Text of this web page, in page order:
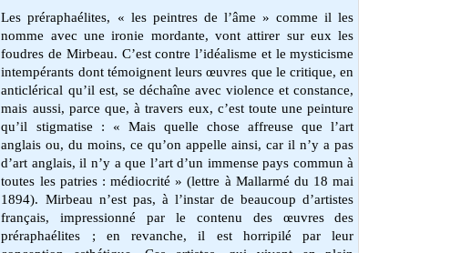
Les préraphaélites, « les peintres de l’âme » comme il les
nomme avec une ironie mordante, vont attirer sur eux les
foudres de Mirbeau. C’est contre l’idéalisme et le mysticisme
intempérants dont témoignent leurs œuvres que le critique, en
anticlérical qu’il est, se déchaîne avec violence et constance,
mais aussi, parce que, à travers eux, c’est toute une peinture
qu’il stigmatise : « Mais quelle chose affreuse que l’art
anglais ou, du moins, ce qu’on appelle ainsi, car il n’y a pas
d’art anglais, il n’y a que l’art d’un immense pays commun à
toutes les patries : médiocrité » (lettre à Mallarmé du 18 mai
1894). Mirbeau n’est pas, à l’instar de beaucoup d’artistes
français, impressionné par le contenu des œuvres des
préraphaélites ; en revanche, il est horripilé par leur